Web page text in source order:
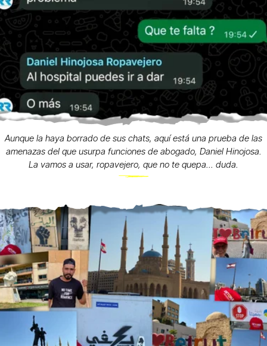
Aunque la haya borrado de sus chats, aquí está una prueba de las
amenazas del que usurpa funciones de abogado, Daniel Hinojosa.
La vamos a usar, ropavejero, que no te quepa... duda.